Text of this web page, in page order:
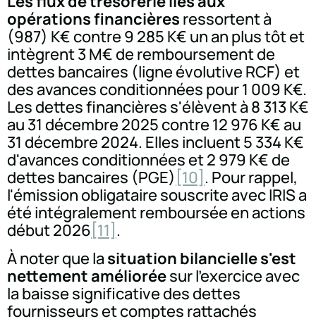
opérations financières ressortent à
(987) K€ contre 9 285 K€ un an plus tôt et
intègrent 3 M€ de remboursement de
dettes bancaires (ligne évolutive RCF) et
des avances conditionnées pour 1 009 K€.
Les dettes financières s'élèvent à 8 313 K€
au 31 décembre 2025 contre 12 976 K€ au
31 décembre 2024. Elles incluent 5 334 K€
d'avances conditionnées et 2 979 K€ de
dettes bancaires (PGE) [10] . Pour rappel,
l'émission obligataire souscrite avec IRIS a
été intégralement remboursée en actions
début 2026 [11] .
À noter que la situation bilancielle s'est
nettement amélioréesur l'exercice avec
la baisse significative des dettes
fournisseurs et comptes rattachés